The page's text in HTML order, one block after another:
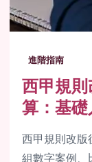
進階指南
西甲規
算：基
西甲規則改版
組數字案例、